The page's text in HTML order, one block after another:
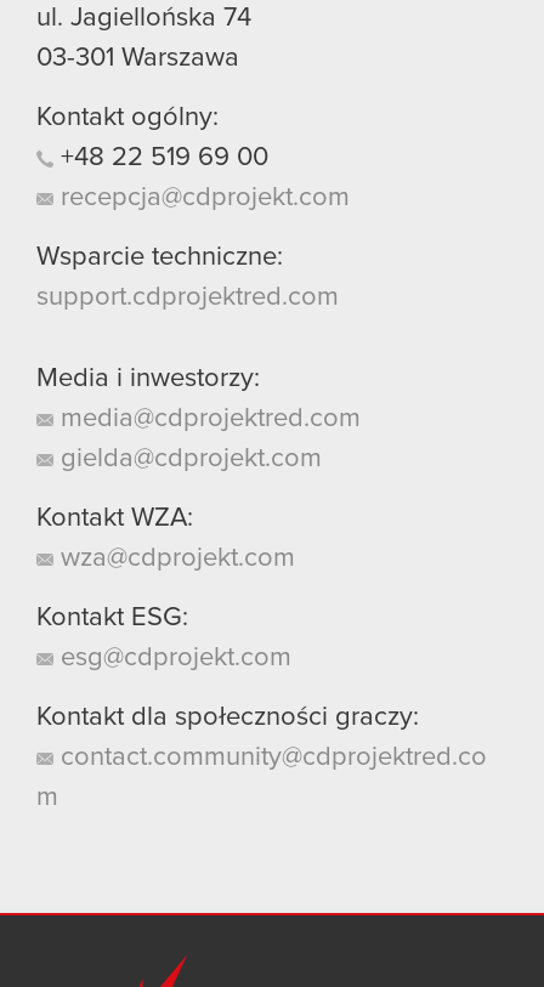
ul. Jagiellońska 74
03-301 Warszawa
Kontakt ogólny:
+48 22 519 69 00
recepcja@cdprojekt.com
Wsparcie techniczne:
support.cdprojektred.com
Media i inwestorzy:
media@cdprojektred.com
gielda@cdprojekt.com
Kontakt WZA:
wza@cdprojekt.com
Kontakt ESG:
esg@cdprojekt.com
Kontakt dla społeczności graczy:
contact.community@cdprojektred.co
m